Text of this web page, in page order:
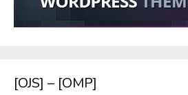
[OJS] – [OMP]